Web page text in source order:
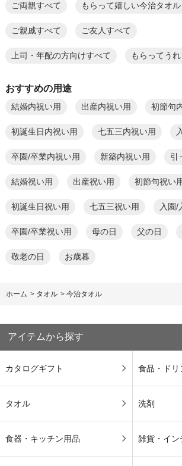
ご両親すべて もらって嬉しい今治タオル
ご親戚すべて ご友人すべて
上司・年配の方向けすべて もらってう
おすすめの用途
結婚内祝い用 出産内祝い用 初節句
初誕生日内祝い用 七五三内祝い用
卒園/卒業内祝い用 新築内祝い用 引
結婚祝い用 出産祝い用 初節句祝い
初誕生日祝い用 七五三祝い用 入園/
卒園/卒業祝い用 母の日 父の日
敬老の日 お歳暮
ホーム > タオル > 今治タオル
アイテムから探す
カタログギフト 食品・ドリ
タオル 洗剤
食器・キッチン用品 雑貨・イン